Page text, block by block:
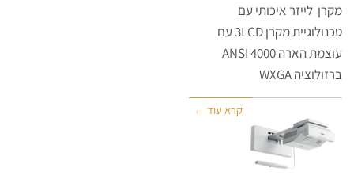
מקרן לייזר איכותי עם
טכנולוגיית מקרן 3LCD עם
עוצמת הארה 4000 ANSI
ברזולוציה WXGA
קרא עוד ←